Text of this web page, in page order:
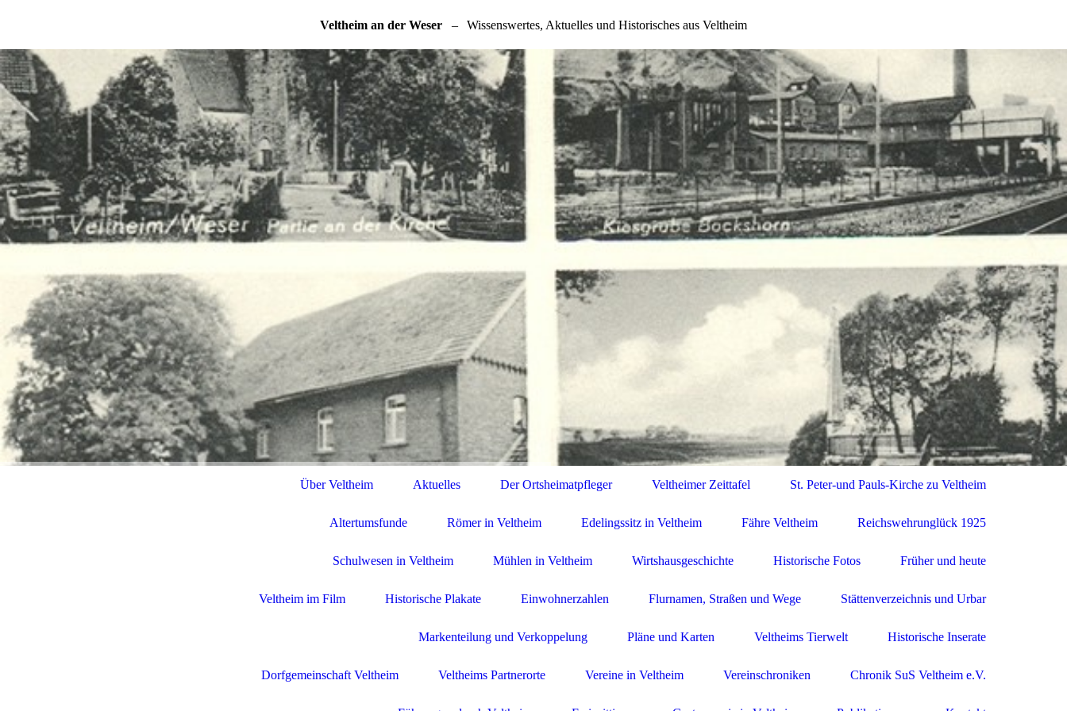
Veltheim an der Weser – Wissenswertes, Aktuelles und Historisches aus Veltheim
Über Veltheim Aktuelles Der Ortsheimatpfleger Veltheimer Zeittafel St. Peter-und Pauls-Kirche zu Veltheim
Altertumsfunde Römer in Veltheim Edelingssitz in Veltheim Fähre Veltheim Reichswehrunglück 1925
Schulwesen in Veltheim Mühlen in Veltheim Wirtshausgeschichte Historische Fotos Früher und heute
Veltheim im Film Historische Plakate Einwohnerzahlen Flurnamen, Straßen und Wege Stättenverzeichnis und Urbar
Markenteilung und Verkoppelung Pläne und Karten Veltheims Tierwelt Historische Inserate
Dorfgemeinschaft Veltheim Veltheims Partnerorte Vereine in Veltheim Vereinschroniken Chronik SuS Veltheim e.V.